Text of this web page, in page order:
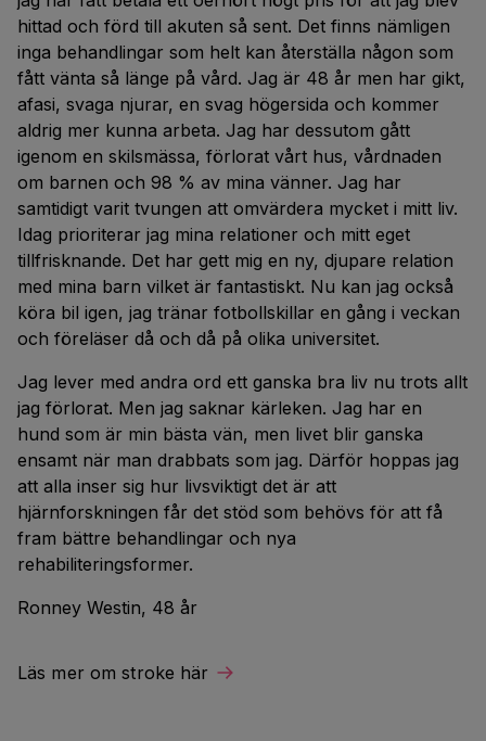
hittad och förd till akuten så sent. Det finns nämligen
inga behandlingar som helt kan återställa någon som
fått vänta så länge på vård. Jag är 48 år men har gikt,
afasi, svaga njurar, en svag högersida och kommer
aldrig mer kunna arbeta. Jag har dessutom gått
igenom en skilsmässa, förlorat vårt hus, vårdnaden
om barnen och 98 % av mina vänner. Jag har
samtidigt varit tvungen att omvärdera mycket i mitt liv.
Idag prioriterar jag mina relationer och mitt eget
tillfrisknande. Det har gett mig en ny, djupare relation
med mina barn vilket är fantastiskt. Nu kan jag också
köra bil igen, jag tränar fotbollskillar en gång i veckan
och föreläser då och då på olika universitet.
Jag lever med andra ord ett ganska bra liv nu trots allt
jag förlorat. Men jag saknar kärleken. Jag har en
hund som är min bästa vän, men livet blir ganska
ensamt när man drabbats som jag. Därför hoppas jag
att alla inser sig hur livsviktigt det är att
hjärnforskningen får det stöd som behövs för att få
fram bättre behandlingar och nya
rehabiliteringsformer.
Ronney Westin, 48 år
Läs mer om stroke här